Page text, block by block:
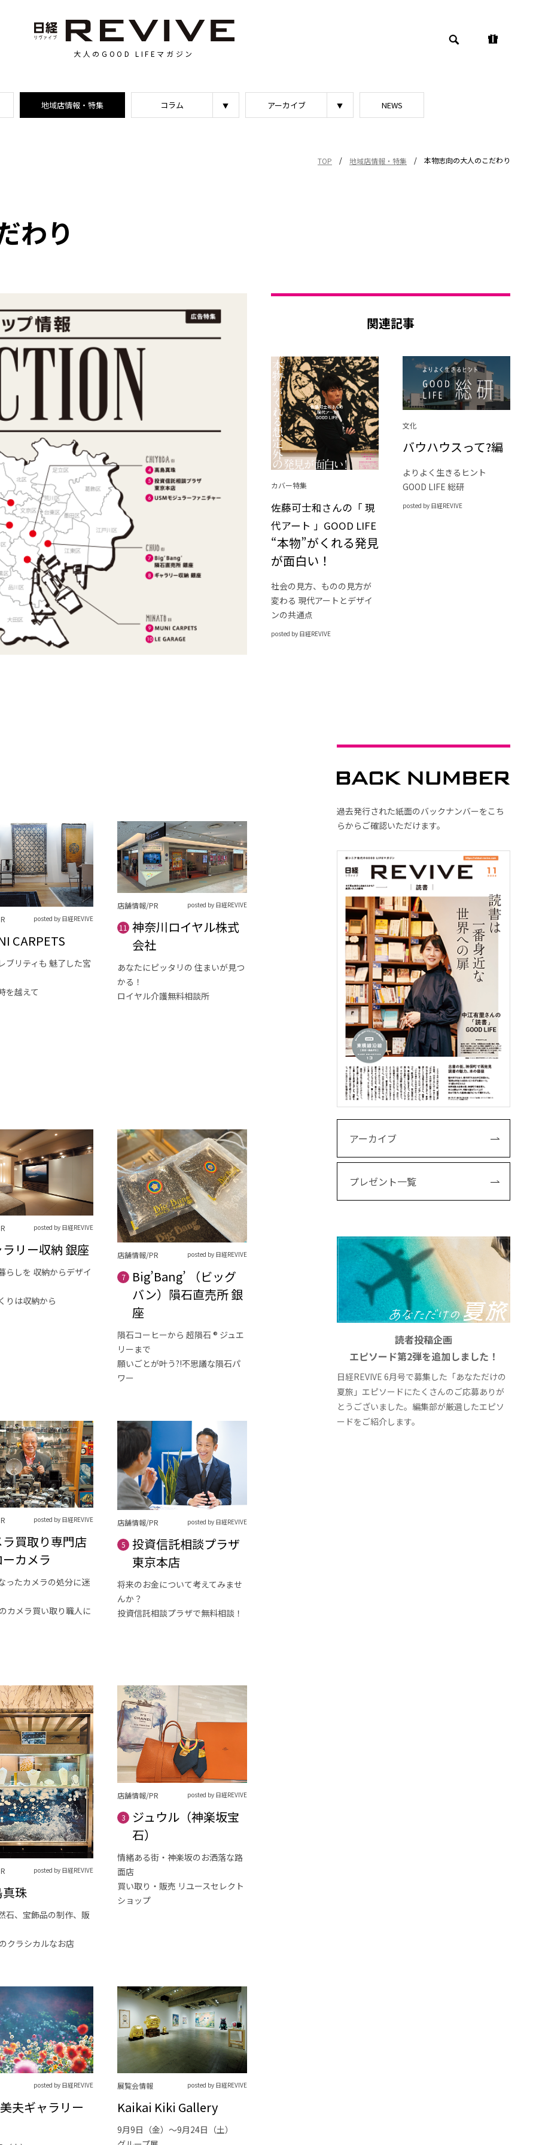
大人のGOOD LIFEマガジン
地域店情報・特集 コラム アーカイブ NEWS
TOP / 地域店情報・特集 / 本物志向の大人のこだわり
わり
関連記事
カバー特集
佐藤可士和さんの「 現
代アート 」GOOD LIFE
“本物”がくれる発見
が面白い！
社会の見方、ものの見方が
変わる 現代アートとデザイ
ンの共通点
posted by 日経REVIVE
文化
バウハウスって?編
よりよく生きるヒント
GOOD LIFE 総研
posted by 日経REVIVE
posted by 日経REVIVE
CARPETS
ブリティも 魅了した宮
を越えて
店舗情報/PR posted by 日経REVIVE
11 神奈川ロイヤル株式
会社
あなたにピッタリの 住まいが見つ
かる！
ロイヤル介護無料相談所
posted by 日経REVIVE
リー収納 銀座
らしを 収納からデザイ
りは収納から
店舗情報/PR posted by 日経REVIVE
7
Big’Bang’ （ビッグ
バン）隕石直売所 銀
座
隕石コーヒーから 超隕石 ® ジュエ
リーまで
願いごとが叶う?!不思議な隕石パ
ワー
posted by 日経REVIVE
買取り専門店
カメラ
ったカメラの処分に迷
カメラ買い取り職人に
店舗情報/PR posted by 日経REVIVE
5
投資信託相談プラザ
東京本店
将来のお金について考えてみませ
んか？
投資信託相談プラザで無料相談！
posted by 日経REVIVE
珠
石、宝飾品の制作、販
クラシカルなお店
店舗情報/PR posted by 日経REVIVE
3
ジュウル（神楽坂宝
石）
情緒ある街・神楽坂のお洒落な路
面店
買い取り・販売 リユースセレクト
ショップ
posted by 日経REVIVE
夫ギャラリー
展覧会情報 posted by 日経REVIVE
Kaikai Kiki Gallery
9月9日（金）～9月24日（土）
過去発行された紙面のバックナンバーをこち
らからご確認いただけます。
アーカイブ
プレゼント一覧
読者投稿企画
エピソード第2弾を追加しました！
日経REVIVE 6月号で募集した「あなただけの
夏旅」エピソードにたくさんのご応募ありが
とうございました。編集部が厳選したエピソ
ードをご紹介します。